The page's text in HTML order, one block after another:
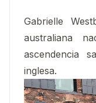
Gabrielle
australiana
ascendencia
inglesa.